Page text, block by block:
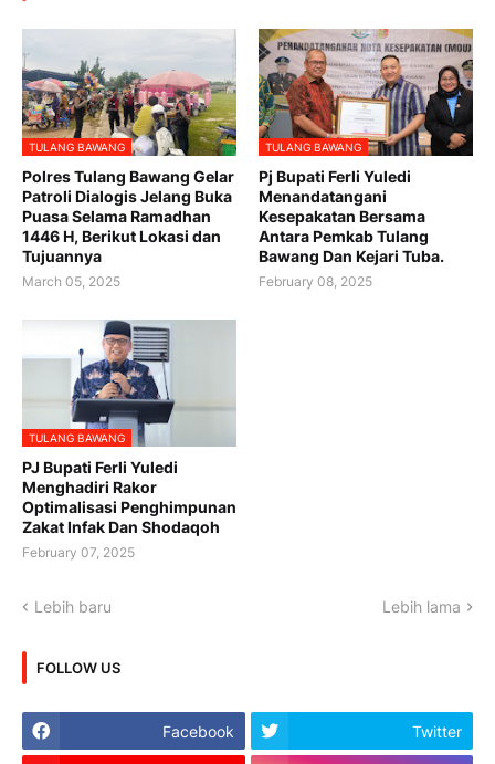
TULANG BAWANG
Polres Tulang Bawang Gelar
Patroli Dialogis Jelang Buka
Puasa Selama Ramadhan
1446 H, Berikut Lokasi dan
Tujuannya
March 05, 2025
TULANG BAWANG
Pj Bupati Ferli Yuledi
Menandatangani
Kesepakatan Bersama
Antara Pemkab Tulang
Bawang Dan Kejari Tuba.
February 08, 2025
TULANG BAWANG
PJ Bupati Ferli Yuledi
Menghadiri Rakor
Optimalisasi Penghimpunan
Zakat Infak Dan Shodaqoh
February 07, 2025
Lebih baru Lebih lama
FOLLOW US
Facebook Twitter